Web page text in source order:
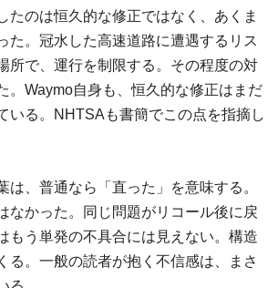
たのは恒久的な修正ではなく、あくま
た。冠水した高速道路に遭遇するリス
所で、運行を制限する。その程度の対
。Waymo自身も、恒久的な修正はまだ
いる。NHTSAも書簡でこの点を指摘し
は、普通なら「直った」を意味する。
なかった。同じ問題がリコール後に戻
もう単発の不具合には見えない。構造
る。一般の読者が抱く不信感は、まさ